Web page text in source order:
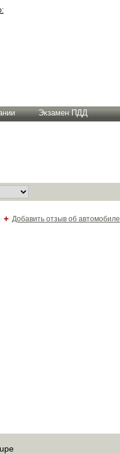
Экзамен ПДД
+ Добавить отзыв об автомобиле